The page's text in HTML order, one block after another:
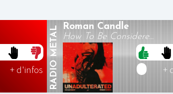
+ d'infos RADIO
METAL Roman Candle
How To Be Considere...
+